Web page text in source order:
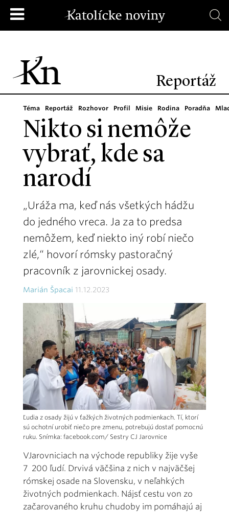
Reportáž
Téma Reportáž Rozhovor Profil Misie Rodina Poradňa
Nikto si nemôže
vybrať, kde sa
narodí
„Uráža ma, keď nás všetkých hádžu
do jedného vreca. Ja za to predsa
nemôžem, keď niekto iný robí niečo
zlé,“ hovorí rómsky pastoračný
pracovník z jarovnickej osady.
Marián Špacai 11.12.2023
Ľudia z osady žijú v ťažkých životných podmienkach. Tí, ktorí
sú ochotní urobiť niečo pre zmenu, potrebujú dostať pomocnú
ruku. Snímka: facebook.com/ Sestry CJ Jarovnice
VJarovniciach na východe republiky žije vyše
7 200 ľudí. Drvivá väčšina z nich v najväčšej
rómskej osade na Slovensku, v neľahkých
životných podmienkach. Nájsť cestu von zo
začarovaného kruhu chudoby im pomáhajú aj